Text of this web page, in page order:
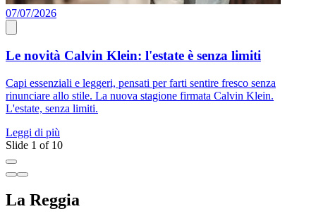
07/07/2026
Le novità Calvin Klein: l'estate è senza limiti
Capi essenziali e leggeri, pensati per farti sentire fresco senza
rinunciare allo stile. La nuova stagione firmata Calvin Klein.
L'estate, senza limiti.
Leggi di più
Slide 1 of 10
La Reggia